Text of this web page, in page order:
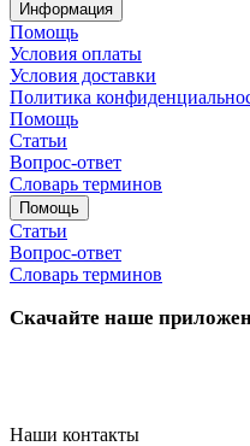
Информация
Помощь
Условия оплаты
Условия доставки
Политика
Помощь
Статьи
Вопрос-ответ
Словарь терминов
Помощь
Статьи
Вопрос-ответ
Словарь терминов
Скачайте наше
Наши контакты